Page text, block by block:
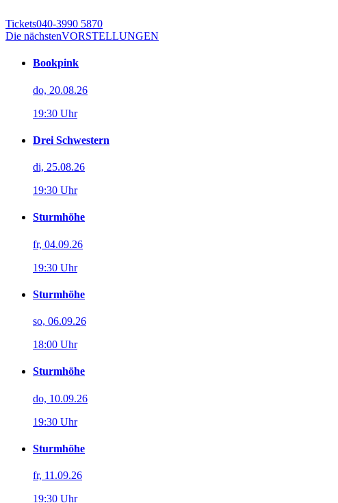
Tickets040-3990 5870
Die nächstenVORSTELLUNGEN
Bookpink
do, 20.08.26
19:30 Uhr
Drei Schwestern
di, 25.08.26
19:30 Uhr
Sturmhöhe
fr, 04.09.26
19:30 Uhr
Sturmhöhe
so, 06.09.26
18:00 Uhr
Sturmhöhe
do, 10.09.26
19:30 Uhr
Sturmhöhe
fr, 11.09.26
19:30 Uhr